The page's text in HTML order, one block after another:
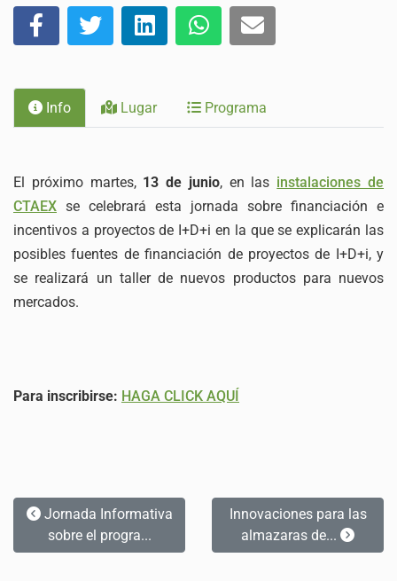
Info Lugar Programa
El próximo martes, 13 de junio, en las instalaciones de
CTAEX se celebrará esta jornada sobre financiación e
incentivos a proyectos de I+D+i en la que se explicarán las
posibles fuentes de financiación de proyectos de I+D+i, y
se realizará un taller de nuevos productos para nuevos
mercados.
Para inscribirse: HAGA CLICK AQUÍ
Jornada Informativa
sobre el progra...
Innovaciones para las
almazaras de...